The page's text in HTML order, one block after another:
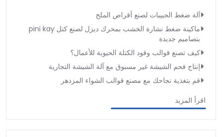
آلة ضغط الحبيبات لصنع أقراص الملح
ماكينة ضغط نشارة الخشب بمحرك ديزل لصنع كتل pini kay
بتصاميم جديدة
كيف تصنع قوالب وقود الكتلة الحيوية للأعمال؟
إنتاج فحم الشيشة غير مسبوق مع آلة الشيشة التجارية
قم بتغذية نجاحك مع مصنع قوالب الشواء المزدهر
اقرأ المزيد